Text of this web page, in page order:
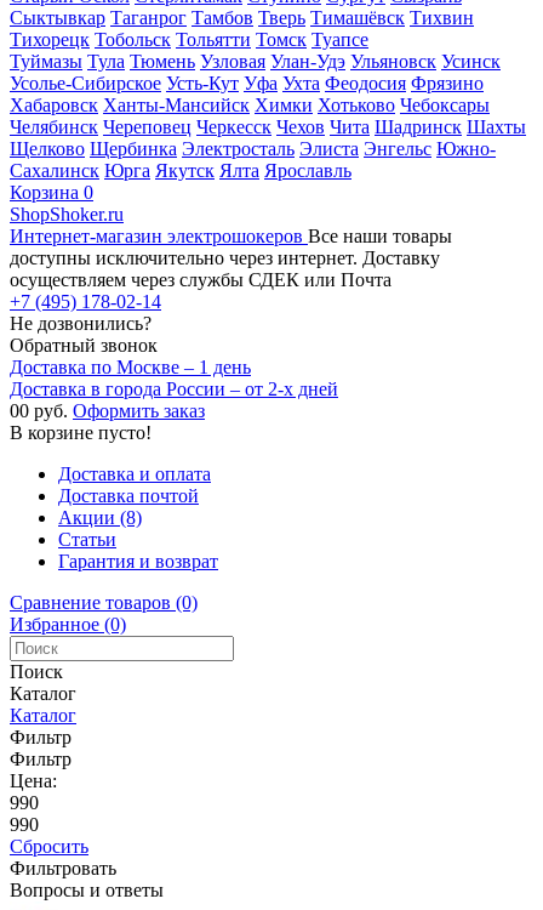
Сыктывкар Таганрог Тамбов Тверь Тимашёвск Тихвин
Тихорецк Тобольск Тольятти Томск Туапсе
Туймазы Тула Тюмень Узловая Улан-Удэ Ульяновск Усинск
Усолье-Сибирское Усть-Кут Уфа Ухта Феодосия Фрязино
Хабаровск Ханты-Мансийск Химки Хотьково Чебоксары
Челябинск Череповец Черкесск Чехов Чита Шадринск Шахты
Щелково Щербинка Электросталь Элиста Энгельс Южно-
Сахалинск Юрга Якутск Ялта Ярославль
Корзина 0
ShopShoker.ru
Интернет-магазин электрошокеров Все наши товары
доступны исключительно через интернет. Доставку
осуществляем через службы СДЕК или Почта
+7 (495) 178-02-14
Не дозвонились?
Обратный звонок
Доставка по Москве – 1 день
Доставка в города России – от 2-х дней
00 руб. Оформить заказ
В корзине пусто!
Доставка и оплата
Доставка почтой
Акции (8)
Статьи
Гарантия и возврат
Сравнение товаров (0)
Избранное (0)
Поиск
Каталог
Каталог
Фильтр
Фильтр
Цена:
990
990
Сбросить
Фильтровать
Вопросы и ответы